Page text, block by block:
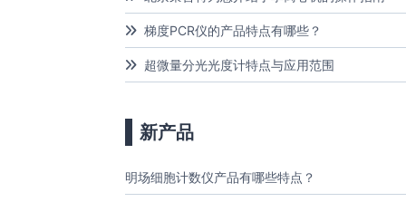
梯度PCR仪的产品特点有哪些？
超微量分光光度计特点与应用范围
新产品
明场细胞计数仪产品有哪些特点？